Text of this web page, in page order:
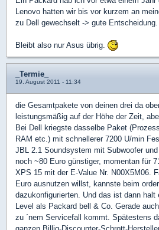
Lenovo hatten wir bis vor kurzem an
zu Dell gewechselt -> gute Entscheidung.
Bleibt also nur Asus übrig.
_Termie_
19. August 2011 - 11:34
die Gesamtpakete von deinen drei da
leistungsmäßig auf der Höhe der Zeit,
Bei Dell kriegste dasselbe Paket
RAM etc.) mit schnellerer 7200 U/min
JBL 2.1 Soundsystem mit Subwoofer
noch ~80 Euro günstiger, momentan für
XPS 15 mit der E-Value Nr. N00X5M06.
Euro ausnutzen willst, kannste beim
dazukonfigurierten. Und das ist dann halt
Level als Packard bell & Co. Gerade
zu ´nem Servicefall kommt. Spätestens